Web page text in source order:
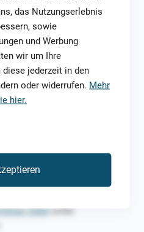
Recht gegründete
6
Selleunter:
das Nutzungserlebnis
sowie
und Werbung
wir um Ihre
jederzeit in den
oder widerrufen. Mehr
hier.